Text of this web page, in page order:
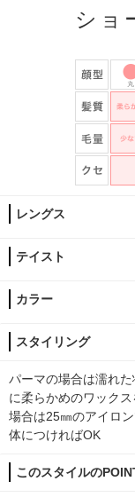
ショ
レングス
テイスト
カラー
スタイリング
パーマの場合は濡れ
に柔らかめのワック
場合は25㎜のアイロ
体につければOK
このスタイルの